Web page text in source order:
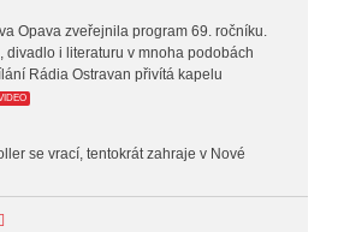
Opava zveřejnila program 69. ročníku.
divadlo i literaturu v mnoha podobách
Rádia Ostravan přivítá kapelu
se vrací, tentokrát zahraje v Nové